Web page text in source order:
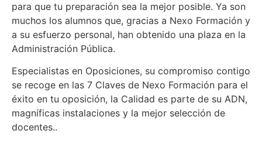
para que tu preparación sea la mejor posible. Ya son
muchos los alumnos que, gracias a Nexo Formación y
a su esfuerzo personal, han obtenido una plaza en la
Administración Pública.
Especialistas en Oposiciones, su compromiso contigo
se recoge en las 7 Claves de Nexo Formación para el
éxito en tu oposición, la Calidad es parte de su ADN,
magníficas instalaciones y la mejor selección de
docentes..